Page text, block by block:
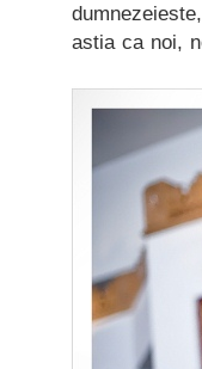
astia ca noi,